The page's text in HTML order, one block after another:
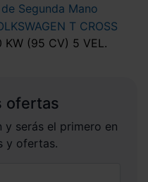
Segunda Mano
T CROSS
KW (95 CV) 5 VEL.
ofertas
serás el primero en
y ofertas.